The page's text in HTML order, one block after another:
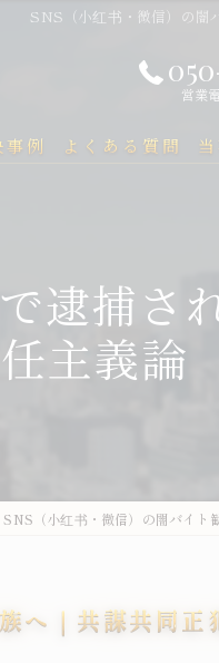
SNS（小红书・微信）の闇
営業
事例 よくある質問
逮捕さ
主義論
SNS（小红书・微信）の闇バイト
へ｜共謀共同正